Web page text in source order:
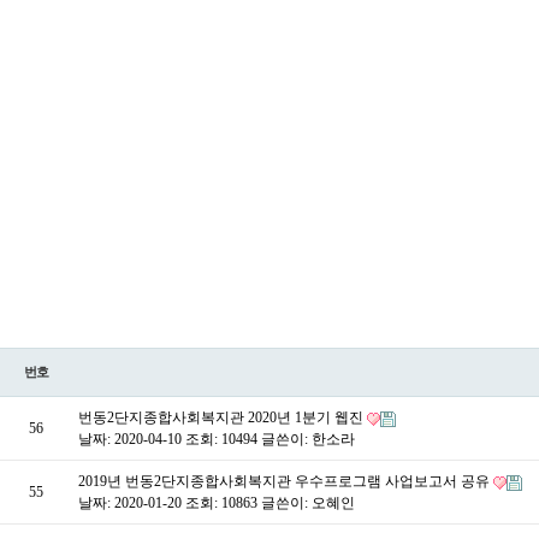
번호
56
번동2단지종합사회복지관 2020년 1분기 웹진
날짜: 2020-04-10 조회: 10494 글쓴이: 한소라
55
2019년 번동2단지종합사회복지관 우수프로그램 사업보고서 공유
날짜: 2020-01-20 조회: 10863 글쓴이: 오혜인